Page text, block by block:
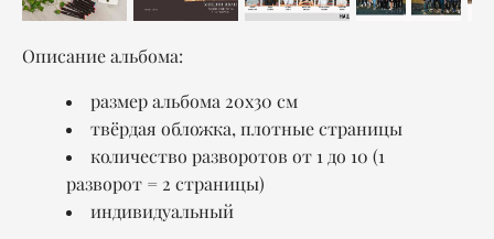
Описание альбома:
размер альбома 20x30 см
твёрдая обложка, плотные страницы
количество разворотов от 1 до 10 (1
разворот = 2 страницы)
индивидуальный